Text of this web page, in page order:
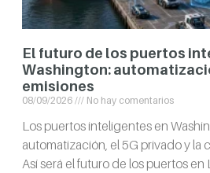
El futuro de los puertos
Washington:
emisiones
08/09/2026 No hay comentarios
Los puertos inteligentes en
automatización, el 5G privado y la
Así será el futuro de los puertos